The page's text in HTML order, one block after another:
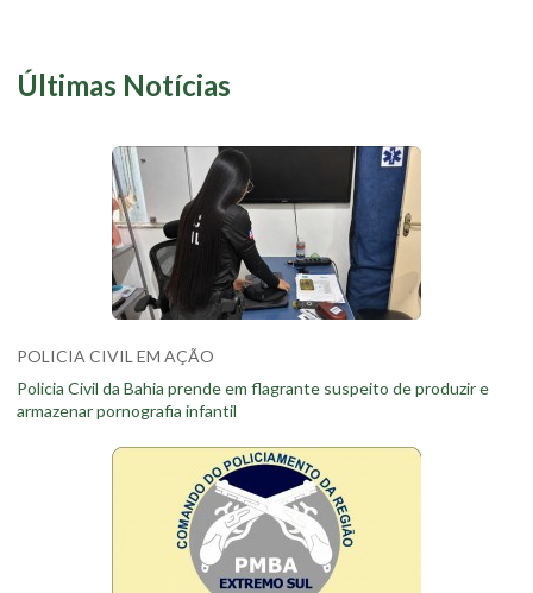
Últimas Notícias
POLICIA CIVIL EM AÇÃO
Policia Civil da Bahia prende em flagrante suspeito de produzir e
armazenar pornografia infantil